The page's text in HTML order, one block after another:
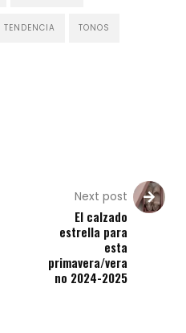
TENDENCIA TONOS
Next post
El calzado
estrella para
esta
primavera/vera
no 2024-2025